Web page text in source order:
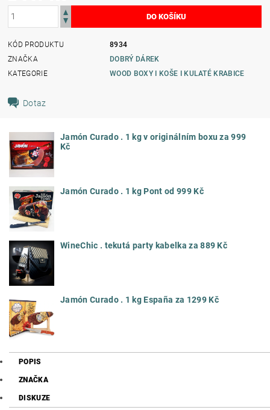
KÓD PRODUKTU
8934
ZNAČKA
DOBRÝ DÁREK
KATEGORIE
WOOD BOXY I KOŠE I KULATÉ KRABICE
Dotaz
Jamón Curado . 1 kg v originálním boxu za 999
Kč
Jamón Curado . 1 kg Pont od 999 Kč
WineChic . tekutá party kabelka za 889 Kč
Jamón Curado . 1 kg España za 1299 Kč
POPIS
ZNAČKA
DISKUZE